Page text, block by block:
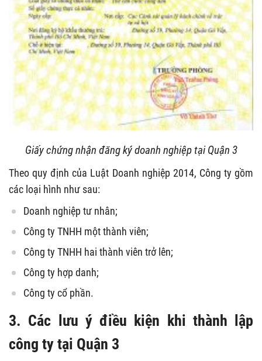
Giấy chứng nhận đăng ký doanh nghiệp tại Quận 3
Theo quy định của Luật Doanh nghiệp 2014, Công ty gồm
các loại hình như sau:
Doanh nghiệp tư nhân;
Công ty TNHH một thành viên;
Công ty TNHH hai thành viên trở lên;
Công ty hợp danh;
Công ty cổ phần.
3. Các lưu ý điều kiện khi thành lập
công ty tại Quận 3